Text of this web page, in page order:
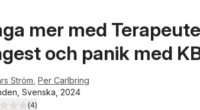
mer med
och panik med
Ström Per Carlbring
Svenska, 2024
(4)